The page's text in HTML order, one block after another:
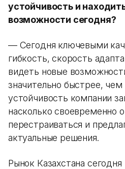
устойчивость и
возможности сегодня?
— Сегодня ключевыми
гибкость, скорость
видеть новые
значительно быстрее,
устойчивость компании
насколько своевременно
перестраиваться и
актуальные решения.
Рынок Казахстана